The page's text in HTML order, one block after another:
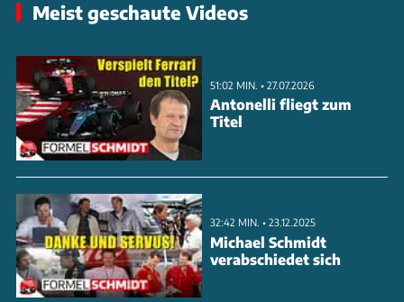
anderem feierte Sebastian Vettel seine vier Titel in
den Genuss, Konstruktionen des Genies zu WM-
Siegen zu pilotieren. Was waren die Gründe für
Neweys Entscheidung und zu welchem Team könnte
es den Engländer ziehen? Ferrari und Aston Martin
sollen schon ihr Interesse an Newey bekundet
haben. Und was ist mit Mercedes? Wir verraten
Ihnen in einer neuen Folge Formel Schmidt die
Details zum Newey-Beben.
Meist geschaute Videos
51:02 MIN. • 27.07.2026
Antonelli fliegt zum
Titel
32:42 MIN. • 23.12.2025
Michael Schmidt
verabschiedet sich